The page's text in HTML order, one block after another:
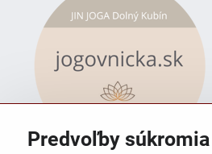
Predvoľby súkromia